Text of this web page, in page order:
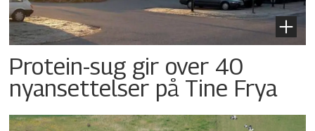
Protein-sug gir over 40
nyansettelser på Tine Frya